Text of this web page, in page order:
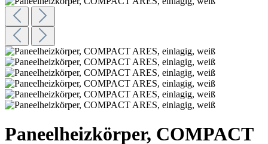
Paneelheizkörper, COMPACT